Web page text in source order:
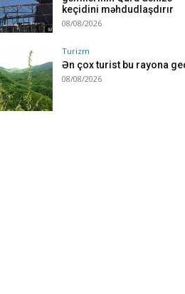
keçidini məhdudlaşdırır
08/08/2026
Turizm
Ən çox turist bu rayona
08/08/2026